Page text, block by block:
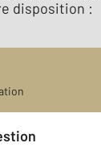
disposition :